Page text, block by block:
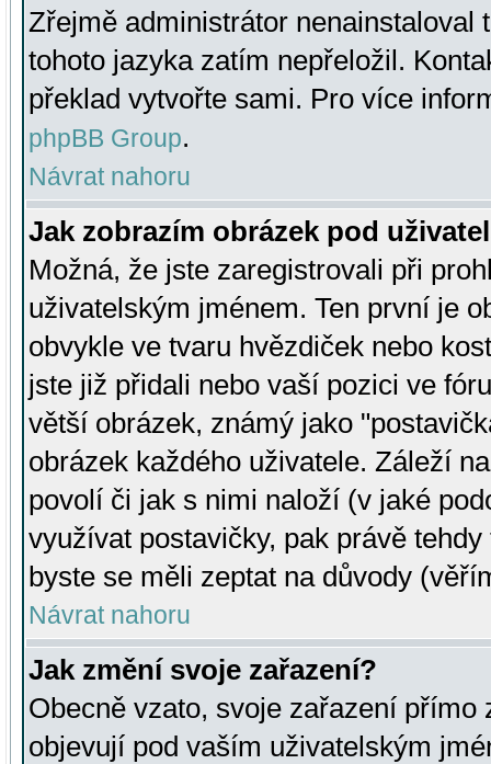
Zřejmě administrátor nenainstaloval
tohoto jazyka zatím nepřeložil.
překlad vytvořte sami. Pro více
phpBB Group.
Návrat nahoru
Jak zobrazím obrázek pod
Možná, že jste zaregistrovali při
uživatelským jménem. Ten první je
obvykle ve tvaru hvězdiček nebo
jste již přidali nebo vaší pozici ve
větší obrázek, známý jako
obrázek každého uživatele. Záleží
povolí či jak s nimi naloží (v jaké
využívat postavičky, pak právě
byste se měli zeptat na důvody
Návrat nahoru
Jak změní svoje zařazení?
Obecně vzato, svoje zařazení přímo
objevují pod vaším uživatelským